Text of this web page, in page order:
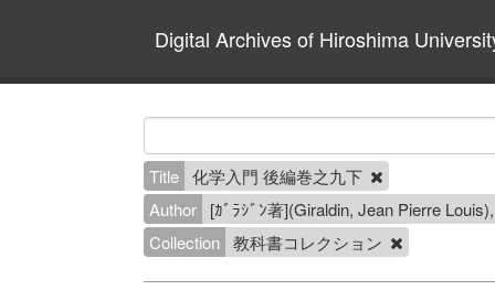
Digital Archives of Hiroshima
Title 化学入門 後編巻之九下
Author
[ｶﾞﾗｼﾞﾝ著](Giraldin, Jean Pierre
Collection 教科書コレクション